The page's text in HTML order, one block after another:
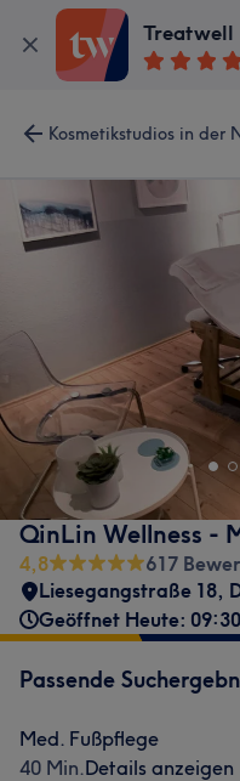
Treatwell
Kosmetikstudios in der
QinLin Wellness -
4,8
617
Liesegangstraße 18,
Geöffnet Heute:
Passende
Med. Fußpflege
40 Min.Details anzeigen